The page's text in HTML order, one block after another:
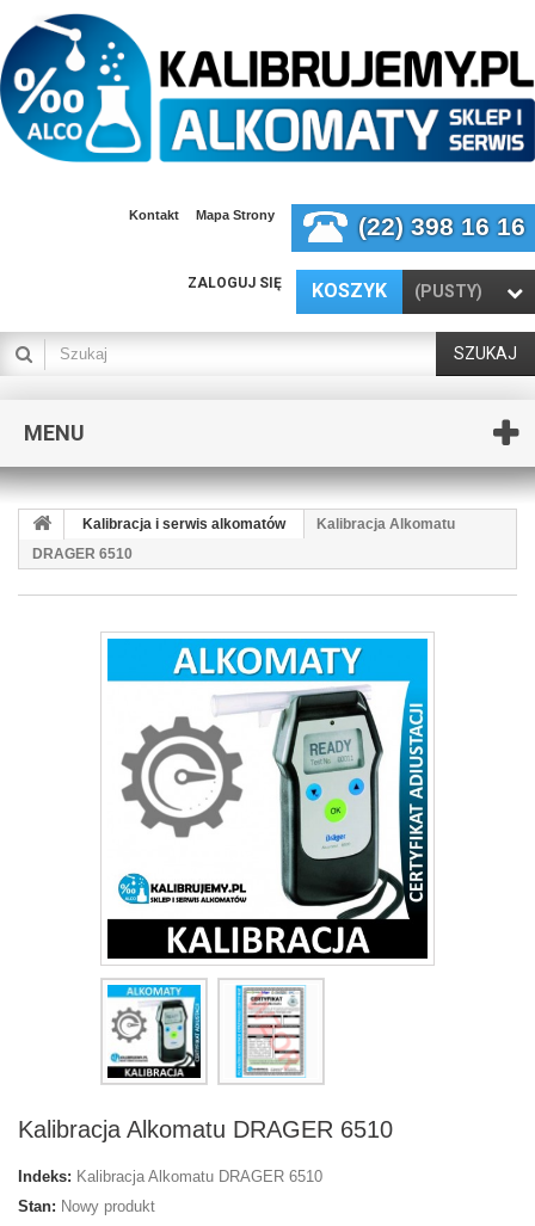
Kontakt Mapa Strony (22) 398 16 16
KOSZYK (PUSTY)
ZALOGUJ SIĘ
SZUKAJ
MENU
Kalibracja i serwis alkomatów
Kalibracja Alkomatu
DRAGER 6510
Kalibracja Alkomatu DRAGER 6510
Indeks: Kalibracja Alkomatu DRAGER 6510
Stan: Nowy produkt